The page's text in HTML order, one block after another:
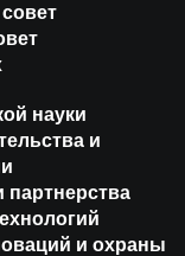
науки
и
партнерства
и охраны